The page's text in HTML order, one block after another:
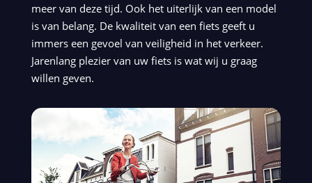
meer van deze tijd. Ook het uiterlijk van een model
is van belang. De kwaliteit van een fiets geeft u
immers een gevoel van veiligheid in het verkeer.
Jarenlang plezier van uw fiets is wat wij u graag
willen geven.